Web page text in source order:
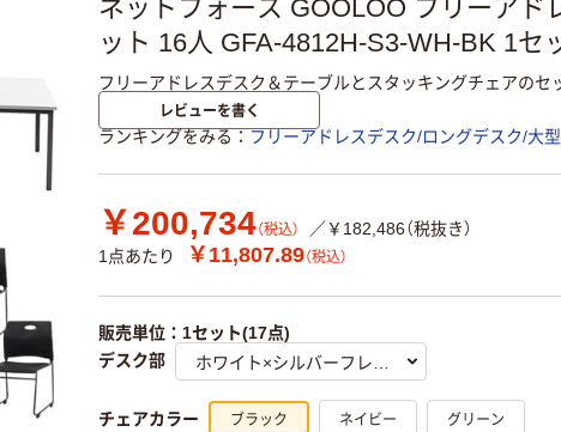
ネットフォース GOOLOO フリーアド
ット 16人 GFA-4812H-S3-WH-BK 1セ
フリーアドレスデスク＆テーブルとスタッキングチェアのセ
レビューを書く
ランキングをみる フリーアドレスデスク/ロングデスク/大
￥200,734（税込）
／￥182,486（税抜き）
1点あたり
￥11,807.89（税込）
販売単位：1セット(17点)
デスク部
チェアカラー ブラック ネイビー グリーン